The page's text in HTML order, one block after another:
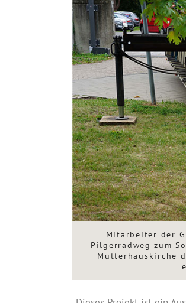
Mitarbeiter der
Pilgerradweg zum
Mutterhauskirche